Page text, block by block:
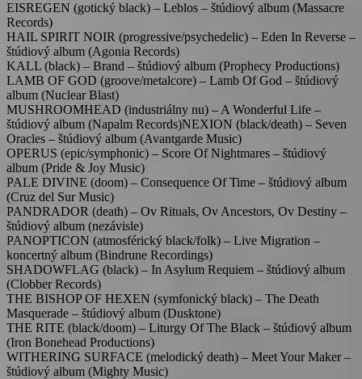
EISREGEN (gotický black) – Leblos – štúdiový album (Massacre
Records)
HAIL SPIRIT NOIR (progressive/psychedelic) – Eden In Reverse –
štúdiový album (Agonia Records)
KALL (black) – Brand – štúdiový album (Prophecy Productions)
LAMB OF GOD (groove/metalcore) – Lamb Of God – štúdiový
album (Nuclear Blast)
MUSHROOMHEAD (industriálny nu) – A Wonderful Life –
štúdiový album (Napalm Records)NEXION (black/death) – Seven
Oracles – štúdiový album (Avantgarde Music)
OPERUS (epic/symphonic) – Score Of Nightmares – štúdiový
album (Pride & Joy Music)
PALE DIVINE (doom) – Consequence Of Time – štúdiový album
(Cruz del Sur Music)
PANDRADOR (death) – Ov Rituals, Ov Ancestors, Ov Destiny –
štúdiový album (nezávisle)
PANOPTICON (atmosférický black/folk) – Live Migration –
koncertný album (Bindrune Recordings)
SHADOWFLAG (black) – In Asylum Requiem – štúdiový album
(Clobber Records)
THE BISHOP OF HEXEN (symfonický black) – The Death
Masquerade – štúdiový album (Dusktone)
THE RITE (black/doom) – Liturgy Of The Black – štúdiový album
(Iron Bonehead Productions)
WITHERING SURFACE (melodický death) – Meet Your Maker –
štúdiový album (Mighty Music)